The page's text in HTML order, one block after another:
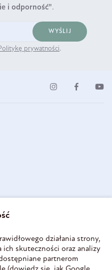
i odporność".
WYŚLIJ
prywatności.
działania strony,
ich skuteczności oraz analizy
partnerom